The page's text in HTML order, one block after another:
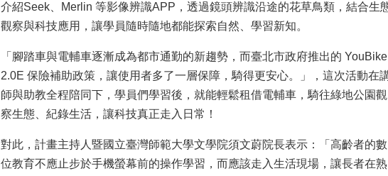
介紹Seek、Merlin 等影像辨識APP，透過鏡頭辨識沿途的花草鳥類，結合生
觀察與科技應用，讓學員隨時隨地都能探索自然、學習新知。
「腳踏車與電輔車逐漸成為都市通勤的新趨勢，而臺北市政府推出的 YouBike
2.0E 保險補助政策，讓使用者多了一層保障，騎得更安心。」，這次活動在
師與助教全程陪同下，學員們學習後，就能輕鬆租借電輔車，騎往綠地公園觀
察生態、紀錄生活，讓科技真正走入日常！
對此，計畫主持人暨國立臺灣師範大學文學院須文蔚院長表示：「高齡者的數
位教育不應止步於手機螢幕前的操作學習，而應該走入生活現場，讓長者在熟